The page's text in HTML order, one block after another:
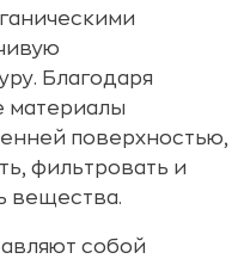
Благодаря
материалы
поверхностью,
фильтровать и
вещества.
собой